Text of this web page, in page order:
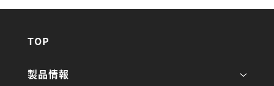
TOP
製品情報